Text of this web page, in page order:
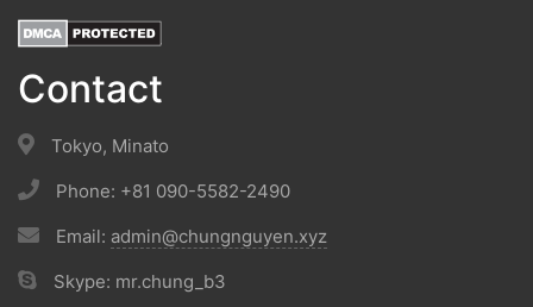
Contact
Tokyo, Minato
Phone: +81 090-5582-2490
Email: admin@chungnguyen.xyz
Skype: mr.chung_b3